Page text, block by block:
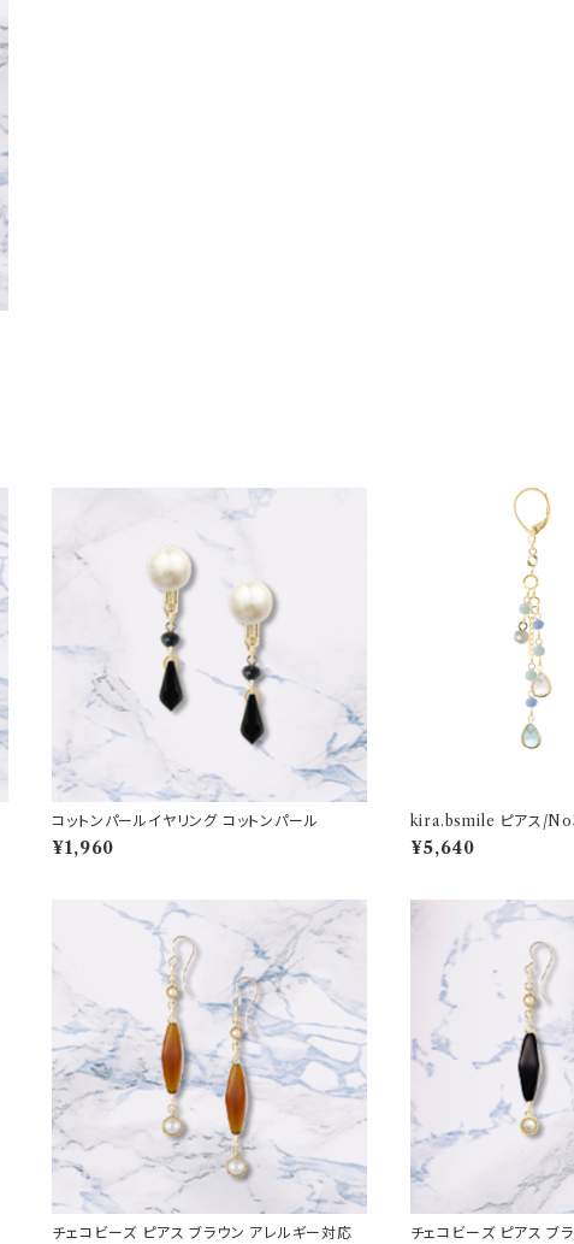
コットンパールイヤリング コットンパール
¥1,960
kira.bsmile ピアス/
¥5,640
チェコビーズ ピアス ブラウン アレルギー対応 チェコビーズ ピアス ブ